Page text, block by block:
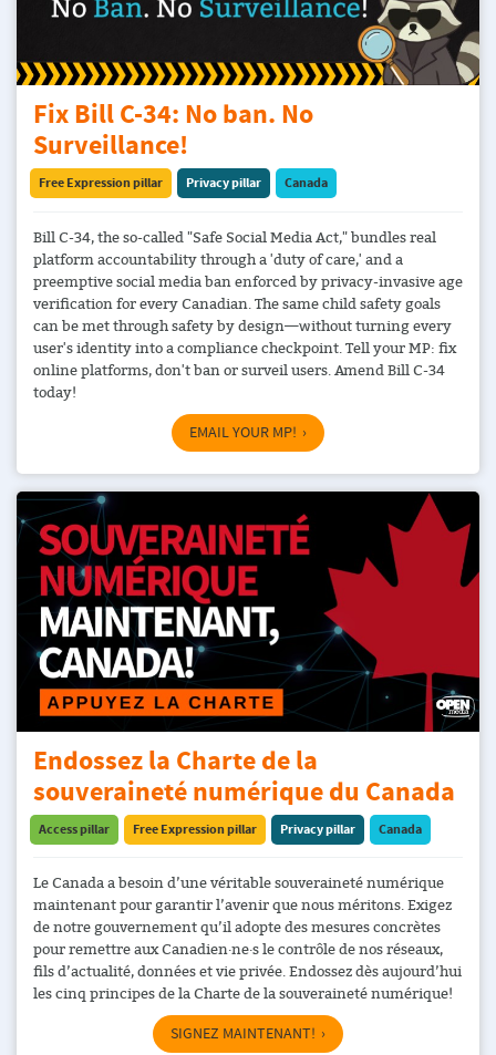
Fix Bill C-34: No ban. No
Surveillance!
Free Expression pillar Privacy pillar Canada
Bill C-34, the so-called "Safe Social Media Act," bundles real
platform accountability through a 'duty of care,' and a
preemptive social media ban enforced by privacy-invasive age
verification for every Canadian. The same child safety goals
can be met through safety by design—without turning every
user's identity into a compliance checkpoint. Tell your MP: fix
online platforms, don't ban or surveil users. Amend Bill C-34
today!
EMAIL YOUR MP!
Endossez la Charte de la
souveraineté numérique du Canada
Access pillar Free Expression pillar Privacy pillar Canada
Le Canada a besoin d’une véritable souveraineté numérique
maintenant pour garantir l’avenir que nous méritons. Exigez
de notre gouvernement qu’il adopte des mesures concrètes
pour remettre aux Canadien·ne·s le contrôle de nos réseaux,
fils d’actualité, données et vie privée. Endossez dès aujourd’hui
les cinq principes de la Charte de la souveraineté numérique!
SIGNEZ MAINTENANT!